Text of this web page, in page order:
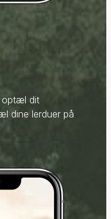
optæl dit
dine lerduer på